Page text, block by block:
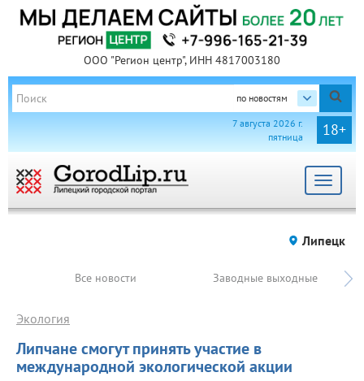
ООО "Регион центр", ИНН 4817003180
по новостям
18+
7 августа 2026 г.
пятница
Toggle
Липецк
Все новости Заводные выходные
Липчане смогут принять участие в
международной экологической акции
Экология